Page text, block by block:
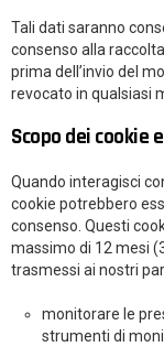
Tali dati saranno
consenso alla
prima dell’invio del
revocato in qualsiasi
Scopo dei cookie
Quando interagisci
cookie potrebbero
consenso. Questi
massimo di 12 mesi
trasmessi ai nostri
monitorare le
strumenti di